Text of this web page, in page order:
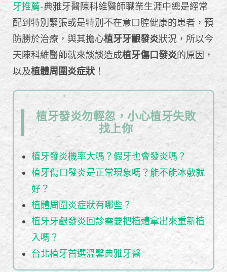
牙推薦-典雅牙醫陳科維醫師職業生涯中總是經常
配到特別緊張或是特別不在意口腔健康的患者，預
防勝於治療，與其擔心植牙牙齦發炎狀況，所以今
天陳科維醫師就來談談造成植牙傷口發炎的原因，
以及植體周圍炎症狀！
植牙發炎勿輕忽，小心植牙失敗
找上你
植牙發炎機率大嗎？假牙也會發炎嗎？
植牙傷口發炎是正常現象嗎？能不能冰敷就
好？
植體周圍炎症狀有哪些？
植牙牙齦發炎回診需要把植體拿出來重新植
入嗎？
台北植牙首選溫馨典雅牙醫